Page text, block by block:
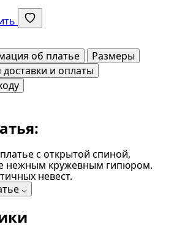
об платье
Размеры
доставки и оплаты
с открытой спиной,
нежным кружевным гипюром.
невест.